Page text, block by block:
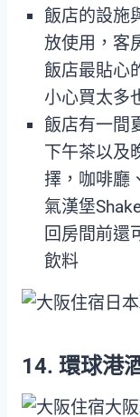
飯店的設施
放使用，客
飯店最貼心
小心買太多
飯店有一間
下午茶以及
擇，咖啡廳
氣漢堡
回房間前還
飲料
14. 環球港